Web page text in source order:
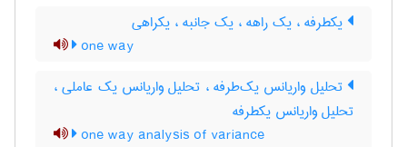
یکطرفه ، یک راهه ، یک جانبه ، یکراهی
one way
تحلیل واریانس یک‌طرفه ، تحلیل واریانس یک عاملی ،
تحلیل واریانس یکطرفه
one way analysis of variance